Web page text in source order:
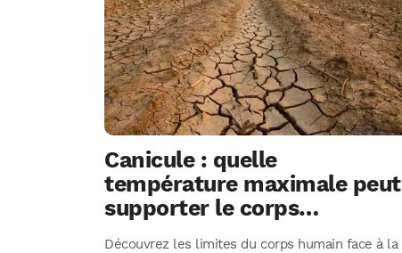
Canicule : quelle
température maximale peut
supporter le corps
humain ?
Découvrez les limites du corps humain face à la